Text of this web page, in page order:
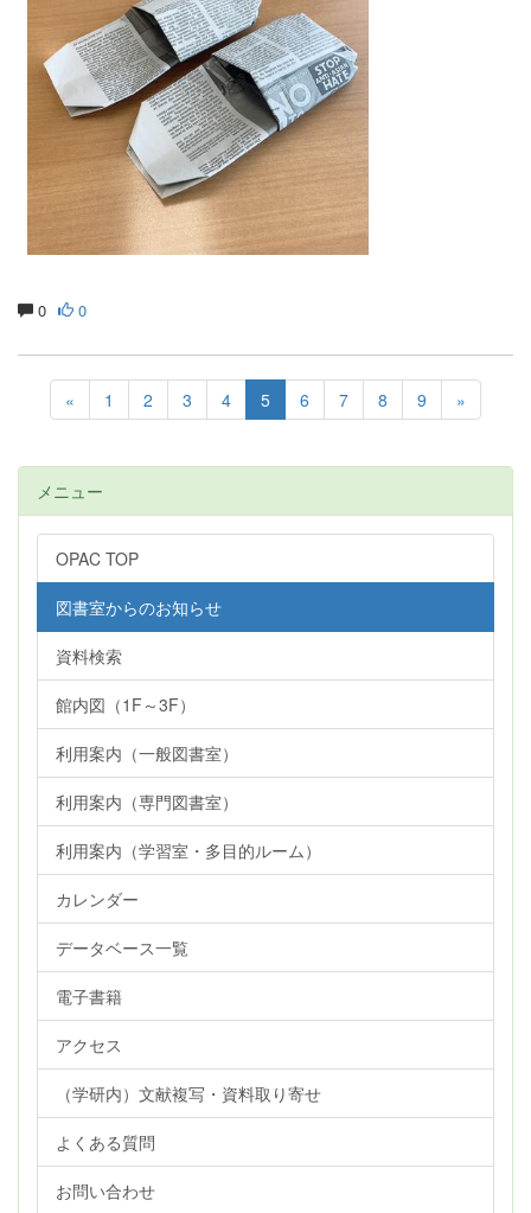
0 0
« 1 2 3 4 5 6 7 8 9 »
メニュー
OPAC TOP
図書室からのお知らせ
資料検索
館内図（1F～3F）
利用案内（一般図書室）
利用案内（専門図書室）
利用案内（学習室・多目的ルーム）
カレンダー
データベース一覧
電子書籍
アクセス
（学研内）文献複写・資料取り寄せ
よくある質問
お問い合わせ